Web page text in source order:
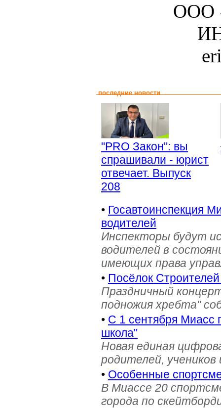
ООО
последние новости
"PRO Закон": вы
спрашивали - юрист
отвечает. Выпуск
208
• Госавтоинспекция
водителей
Инспекторы будут
водителей в
имеющих права
• Посёлок
Праздничный
подножия хребта"
• С 1 сентября Миасс
школа"
Новая единая
родителей, учеников
• Особенные
В Миассе 20
города по